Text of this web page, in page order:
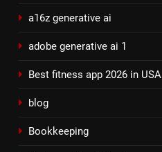
a16z generative ai
adobe generative ai 1
Best fitness app 2026 in USA
blog
Bookkeeping